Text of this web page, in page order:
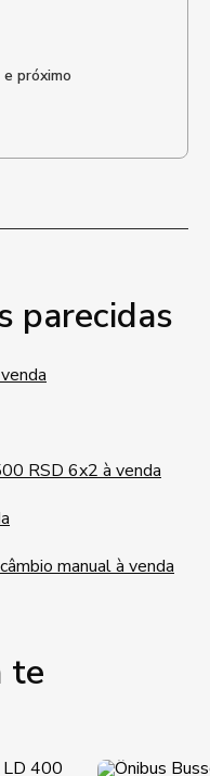
próximo
parecidas
RSD 6x2 à venda
manual à venda
te